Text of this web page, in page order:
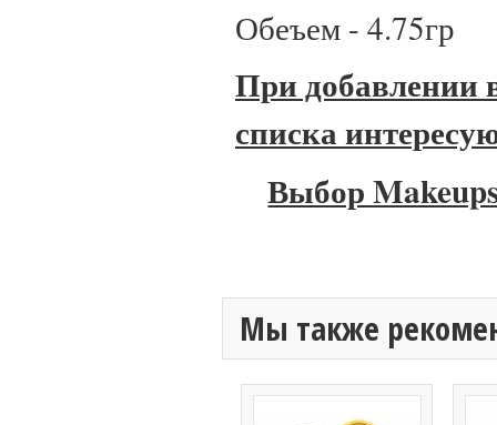
Обеъем - 4.75гр
При добавлении
списка
Выбор
Мы также